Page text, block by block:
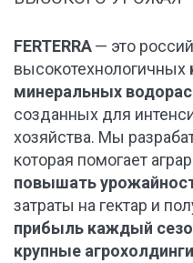
FERTERRA — это
высокотехнологичных
минеральных
созданных для
хозяйства. Мы
повышать
затраты на гектар и
прибыль каждый
крупные